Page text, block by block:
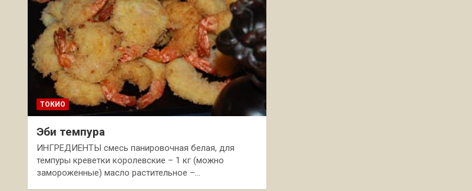
ТОКИО
Эби темпура
ИНГРЕДИЕНТЫ смесь панировочная белая, для
темпуры креветки королевские – 1 кг (можно
замороженные) масло растительное –…